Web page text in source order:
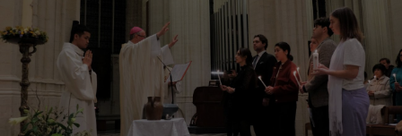
SHOP
ZOEKEN
HULP
STARTPAGINA PORTAAL